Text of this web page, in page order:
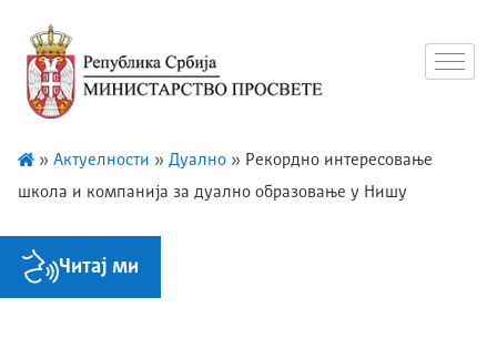
» Актуелности » Дуално » Рекордно интересовање
школа и компанија за дуално образовање у Нишу
Читај ми